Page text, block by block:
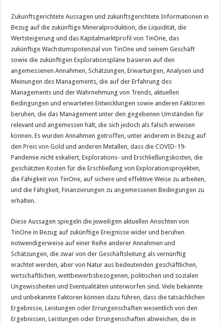
Zukunftsgerichtete Aussagen und zukunftsgerichtete Informationen in
Bezug auf die zukünftige Mineralproduktion, die Liquidität, die
Wertsteigerung und das Kapitalmarktprofil von TinOne, das
zukünftige Wachstumspotenzial von TinOne und seinem Geschäft
sowie die zukünftigen Explorationspläne basieren auf den
angemessenen Annahmen, Schätzungen, Erwartungen, Analysen und
Meinungen des Managements, die auf der Erfahrung des
Managements und der Wahrnehmung von Trends, aktuellen
Bedingungen und erwarteten Entwicklungen sowie anderen Faktoren
beruhen, die das Management unter den gegebenen Umständen für
relevant und angemessen hält, die sich jedoch als falsch erweisen
können. Es wurden Annahmen getroffen, unter anderem in Bezug auf
den Preis von Gold und anderen Metallen, dass die COVID-19-
Pandemie nicht eskaliert, Explorations- und Erschließungskosten, die
geschätzten Kosten für die Erschließung von Explorationsprojekten,
die Fähigkeit von TinOne, auf sichere und effektive Weise zu arbeiten,
und die Fähigkeit, Finanzierungen zu angemessenen Bedingungen zu
erhalten.
Diese Aussagen spiegeln die jeweiligen aktuellen Ansichten von
TinOne in Bezug auf zukünftige Ereignisse wider und beruhen
notwendigerweise auf einer Reihe anderer Annahmen und
Schätzungen, die zwar von der Geschäftsleitung als vernünftig
erachtet werden, aber von Natur aus bedeutenden geschäftlichen,
wirtschaftlichen, wettbewerbsbezogenen, politischen und sozialen
Ungewissheiten und Eventualitäten unterworfen sind. Viele bekannte
und unbekannte Faktoren können dazu führen, dass die tatsächlichen
Ergebnisse, Leistungen oder Errungenschaften wesentlich von den
Ergebnissen, Leistungen oder Errungenschaften abweichen, die in